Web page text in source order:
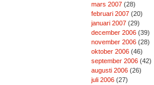
mars 2007(28)
februari 2007(20)
januari 2007(29)
december 2006(39)
november 2006(28)
oktober 2006(46)
september 2006(42)
augusti 2006(26)
juli 2006(27)